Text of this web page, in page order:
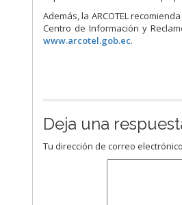
Además, la ARCOTEL
Centro de Información y
www.arcotel.gob.ec.
Deja una
Tu dirección de correo